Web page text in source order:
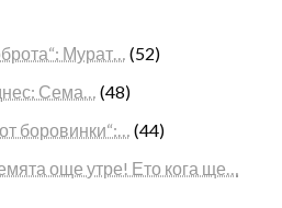
Мурат… (52)
Сема… (48)
боровинки“:… (44)
още утре! Ето кога ще…